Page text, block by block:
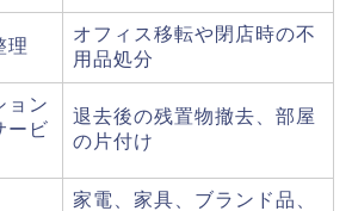
理
オフィス移転や閉店時の不
用品処分
ョン
ービ
退去後の残置物撤去、部屋
の片付け
家電、家具、ブランド品、